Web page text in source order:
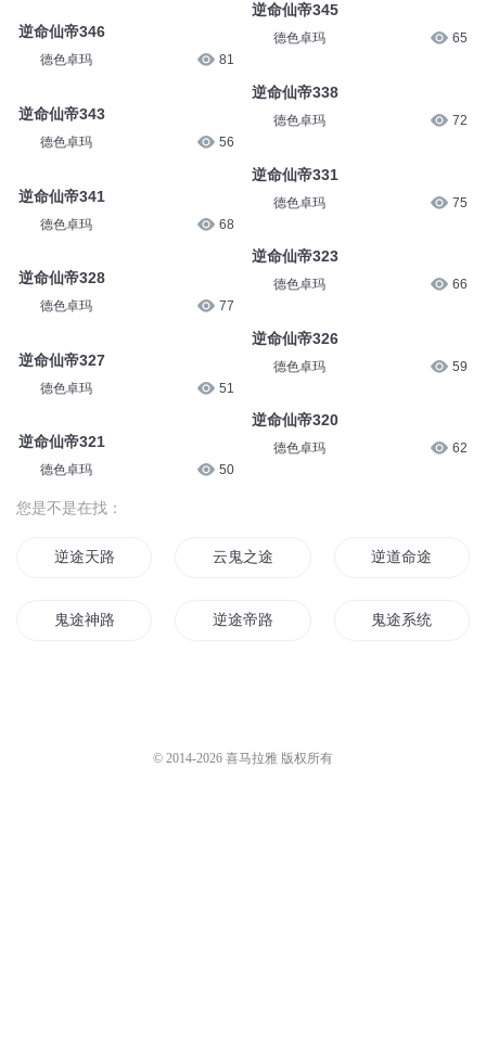
逆命仙帝346
德色卓玛 81
逆命仙帝343
德色卓玛 56
逆命仙帝341
德色卓玛 68
逆命仙帝328
德色卓玛 77
逆命仙帝327
德色卓玛 51
逆命仙帝321
德色卓玛 50
逆命仙帝345
德色卓玛 65
逆命仙帝338
德色卓玛 72
逆命仙帝331
德色卓玛 75
逆命仙帝323
德色卓玛 66
逆命仙帝326
德色卓玛 59
逆命仙帝320
德色卓玛 62
您是不是在找：
逆途天路 云鬼之途 逆道命途
鬼途神路 逆途帝路 鬼途系统
© 2014-2026 喜马拉雅 版权所有